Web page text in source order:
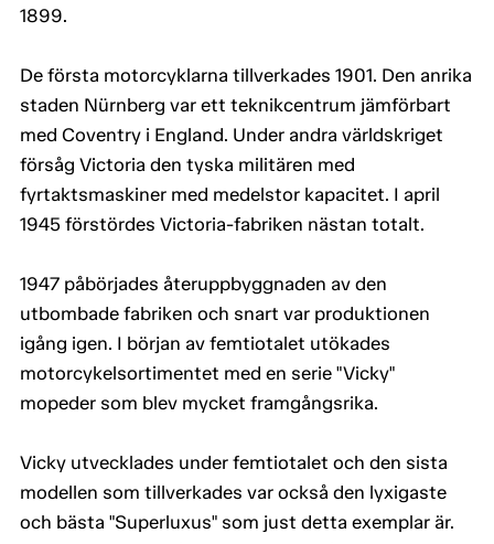
1899.
De första motorcyklarna tillverkades 1901. Den anrika
staden Nürnberg var ett teknikcentrum jämförbart
med Coventry i England. Under andra världskriget
försåg Victoria den tyska militären med
fyrtaktsmaskiner med medelstor kapacitet. I april
1945 förstördes Victoria-fabriken nästan totalt.
1947 påbörjades återuppbyggnaden av den
utbombade fabriken och snart var produktionen
igång igen. I början av femtiotalet utökades
motorcykelsortimentet med en serie "Vicky"
mopeder som blev mycket framgångsrika.
Vicky utvecklades under femtiotalet och den sista
modellen som tillverkades var också den lyxigaste
och bästa "Superluxus" som just detta exemplar är.